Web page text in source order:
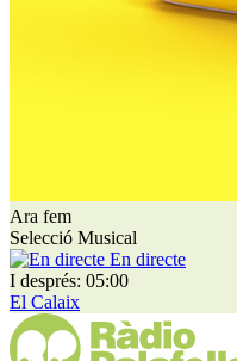
Ara fem
Selecció Musical
En directe
I després: 05:00
El Calaix